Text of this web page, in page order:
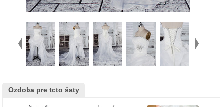
Ozdoba pre toto šaty